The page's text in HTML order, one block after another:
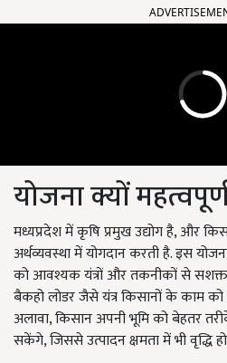
योजना क्यों
मध्यप्रदेश में कृषि प्रमुख उद्योग है, और
अर्थव्यवस्था में योगदान करती है. इस
को आवश्यक यंत्रों और तकनीकों से सशक्त
बैकहो लोडर जैसे यंत्र किसानों के काम
अलावा, किसान अपनी भूमि को बेहतर
सकेंगे, जिससे उत्पादन क्षमता में भी वृद्धि